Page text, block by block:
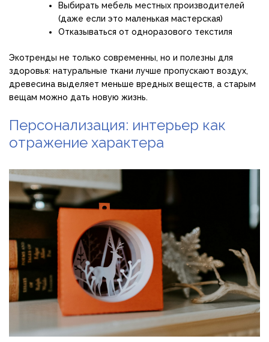
Выбирать мебель местных производителей
(даже если это маленькая мастерская)
Отказываться от одноразового текстиля
Экотренды не только современны, но и полезны для
здоровья: натуральные ткани лучше пропускают воздух,
древесина выделяет меньше вредных веществ, а старым
вещам можно дать новую жизнь.
Персонализация: интерьер как
отражение характера